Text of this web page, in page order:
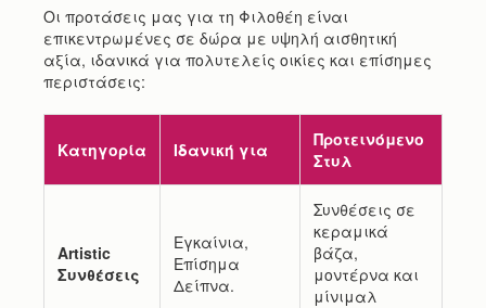
Οι προτάσεις μας για τη Φιλοθέη είναι
επικεντρωμένες σε δώρα με υψηλή αισθητική
αξία, ιδανικά για πολυτελείς οικίες και επίσημες
περιστάσεις:
Κατηγορία Ιδανική για
Προτεινόμενο
Στυλ
Artistic
Συνθέσεις
Εγκαίνια,
Επίσημα
Δείπνα.
Συνθέσεις σε
κεραμικά
βάζα,
μοντέρνα και
μίνιμαλ